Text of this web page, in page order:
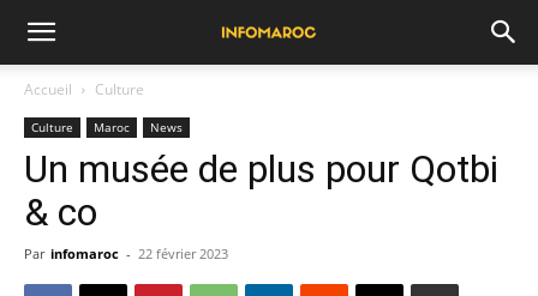
Accueil Culture
Culture Maroc News
Un musée de plus pour Qotbi
& co
Par infomaroc - 22 février 2023